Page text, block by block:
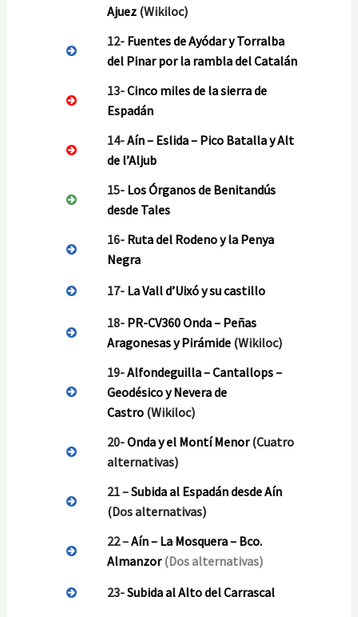
Ajuez (Wikiloc)
12- Fuentes de Ayódar y Torralba
del Pinar por la rambla del Catalán
13-Cinco miles de la sierra de
Espadán
14-Aín – Eslida – Pico Batalla y Alt
de l’Aljub
15- Los Órganos de Benitandús
desde Tales
16- Ruta del Rodeno y la Penya
Negra
17- La Vall d’Uixó y su castillo
18- PR-CV360 Onda – Peñas
Aragonesas y Pirámide (Wikiloc)
19-Alfondeguilla – Cantallops –
Geodésico y Nevera de
Castro (Wikiloc)
20-Onda y el Montí Menor(Cuatro
alternativas)
21 –Subida al Espadán desde Aín
(Dos alternativas)
22 –Aín – La Mosquera – Bco.
Almanzor (Dos alternativas)
23-Subida al Alto del Carrascal